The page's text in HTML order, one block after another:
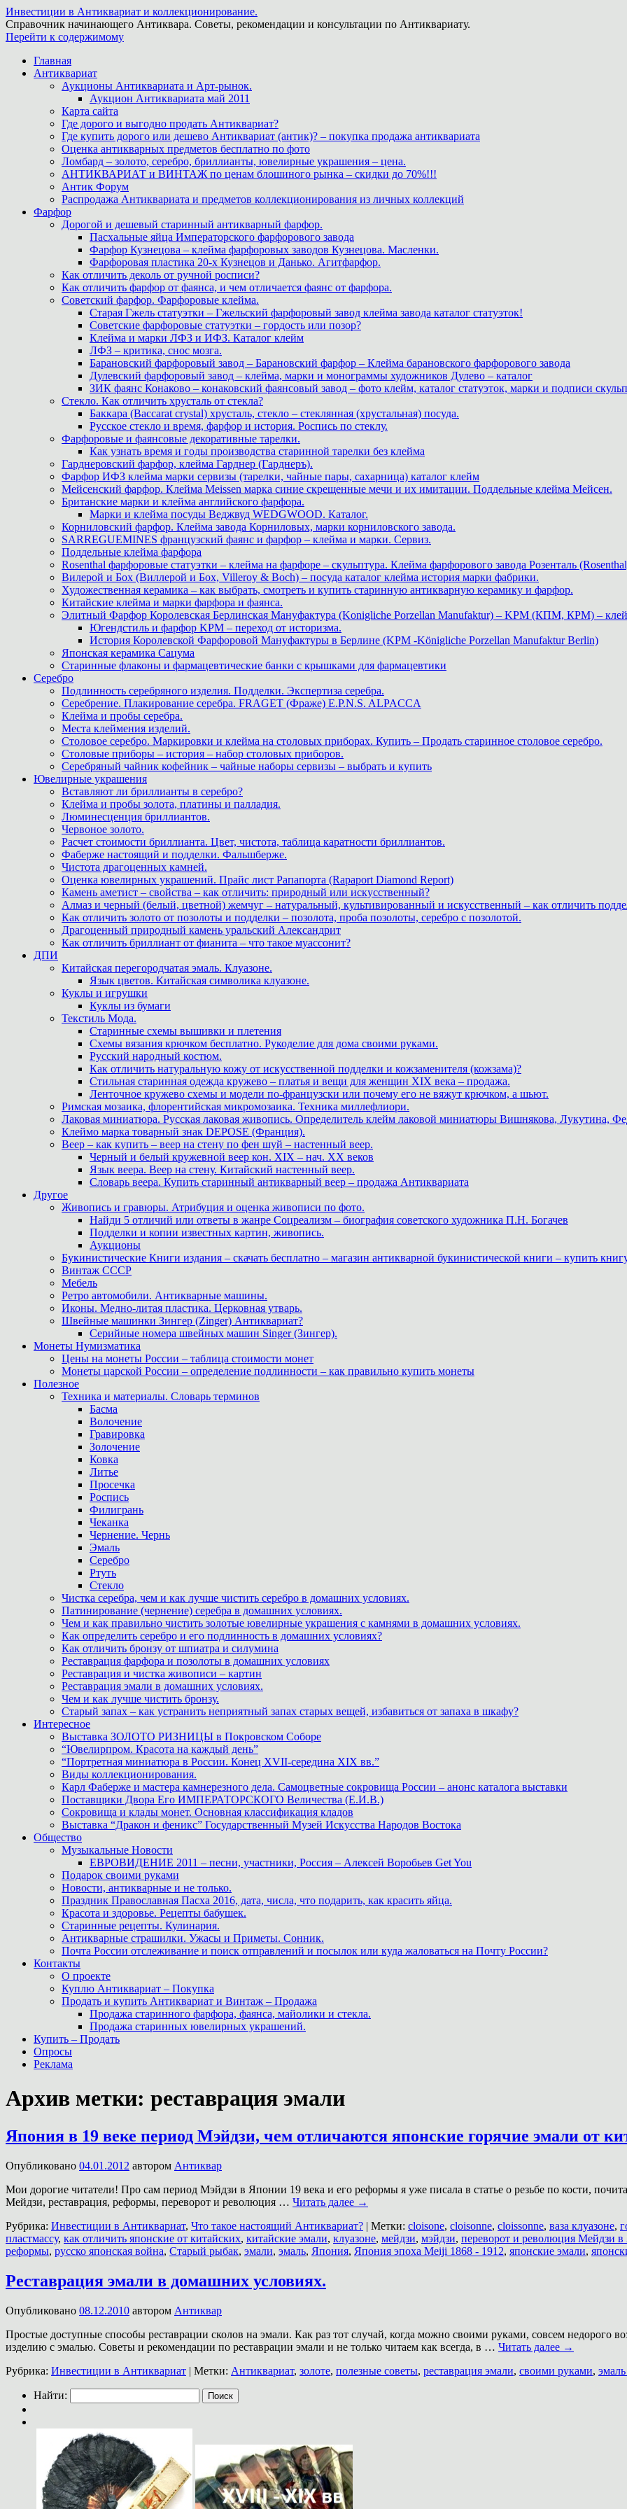
Инвестиции в Антиквариат и коллекционирование.
Справочник начинающего Антиквара. Советы, рекомендации и консультации по Антиквариату.
Перейти к содержимому
Главная
Антиквариат
Аукционы Антиквариата и Арт-рынок.
Аукцион Антиквариата май 2011
Карта сайта
Где дорого и выгодно продать Антиквариат?
Где купить дорого или дешево Антиквариат (антик)? – покупка продажа антиквариата
Оценка антикварных предметов бесплатно по фото
Ломбард – золото, серебро, бриллианты, ювелирные украшения – цена.
АНТИКВАРИАТ и ВИНТАЖ по ценам блошиного рынка – скидки до 70%!!!
Антик Форум
Распродажа Антиквариата и предметов коллекционирования из личных коллекций
Фарфор
Дорогой и дешевый старинный антикварный фарфор.
Пасхальные яйца Императорского фарфорового завода
Фарфор Кузнецова – клейма фарфоровых заводов Кузнецова. Масленки.
Фарфоровая пластика 20-х Кузнецов и Данько. Агитфарфор.
Как отличить деколь от ручной росписи?
Как отличить фарфор от фаянса, и чем отличается фаянс от фарфора.
Советский фарфор. Фарфоровые клейма.
Старая Гжель статуэтки – Гжельский фарфоровый завод клейма завода каталог статуэток!
Советские фарфоровые статуэтки – гордость или позор?
Клейма и марки ЛФЗ и ИФЗ. Каталог клейм
ЛФЗ – критика, снос мозга.
Барановский фарфоровый завод – Барановский фарфор – Клейма барановского фарфорового завода
Дулевский фарфоровый завод – клейма, марки и монограммы художников Дулево – каталог
ЗИК фаянс Конаково – конаковский фаянсовый завод – фото клейм, каталог статуэток, марки и подписи
Стекло. Как отличить хрусталь от стекла?
Баккара (Baccarat crystal) хрусталь, стекло – стеклянная (хрустальная) посуда.
Русское стекло и время, фарфор и история. Роспись по стеклу.
Фарфоровые и фаянсовые декоративные тарелки.
Как узнать время и годы производства старинной тарелки без клейма
Гарднеровский фарфор, клейма Гарднер (Гарднеръ).
Фарфор ИФЗ клейма марки сервизы (тарелки, чайные пары, сахарница) каталог клейм
Мейсенский фарфор. Клейма Meissen марка синие скрещенные мечи и их имитации. Поддельные клейма Мейсен.
Британские марки и клейма английского фарфора.
Марки и клейма посуды Веджвуд WEDGWOOD. Каталог.
Корниловский фарфор. Клейма завода Корниловых, марки корниловского завода.
SARREGUEMINES французский фаянс и фарфор – клейма и марки. Сервиз.
Поддельные клейма фарфора
Rosenthal фарфоровые статуэтки – клейма на фарфоре – скульптура. Клейма фарфорового завода Розенталь
Вилерой и Бох (Виллерой и Бох, Villeroy & Boch) – посуда каталог клейма история марки фабрики.
Художественная керамика – как выбрать, смотреть и купить старинную антикварную керамику и фарфор.
Китайские клейма и марки фарфора и фаянса.
Элитный Фарфор Королевская Берлинская Мануфактура (Konigliche Porzellan Manufaktur) – KPM (КПМ, КРМ) –
Югендстиль и фарфор KPM – переход от историзма.
История Королевской Фарфоровой Мануфактуры в Берлине (KPM -Königliche Porzellan Manufaktur Berlin)
Японская керамика Сацума
Старинные флаконы и фармацевтические банки с крышками для фармацевтики
Серебро
Подлинность серебряного изделия. Подделки. Экспертиза серебра.
Серебрение. Плакирование серебра. FRAGET (Фраже) E.P.N.S. ALPACCA
Клейма и пробы серебра.
Места клеймения изделий.
Столовое серебро. Маркировки и клейма на столовых приборах. Купить – Продать старинное столовое серебро.
Столовые приборы – история – набор столовых приборов.
Серебряный чайник кофейник – чайные наборы сервизы – выбрать и купить
Ювелирные украшения
Вставляют ли бриллианты в серебро?
Клейма и пробы золота, платины и палладия.
Люминесценция бриллиантов.
Червоное золото.
Расчет стоимости бриллианта. Цвет, чистота, таблица каратности бриллиантов.
Фаберже настоящий и подделки. Фальшберже.
Чистота драгоценных камней.
Оценка ювелирных украшений. Прайс лист Рапапорта (Rapaport Diamond Report)
Камень аметист – свойства – как отличить: природный или искусственный?
Алмаз и черный (белый, цветной) жемчуг – натуральный, культивированный и искусственный – как отличить
Как отличить золото от позолоты и подделки – позолота, проба позолоты, серебро с позолотой.
Драгоценный природный камень уральский Александрит
Как отличить бриллиант от фианита – что такое муассонит?
ДПИ
Китайская перегородчатая эмаль. Клуазоне.
Язык цветов. Китайская символика клуазоне.
Куклы и игрушки
Куклы из бумаги
Текстиль Мода.
Старинные схемы вышивки и плетения
Схемы вязания крючком бесплатно. Рукоделие для дома своими руками.
Русский народный костюм.
Как отличить натуральную кожу от искусственной подделки и кожзаменителя (кожзама)?
Стильная старинная одежда кружево – платья и вещи для женщин XIX века – продажа.
Ленточное кружево схемы и модели по-французски или почему его не вяжут крючком, а шьют.
Римская мозаика, флорентийская микромозаика. Техника миллефлиори.
Лаковая миниатюра. Русская лаковая живопись. Определитель клейм лаковой миниатюры Вишнякова, Лукутина,
Клеймо марка товарный знак DEPOSE (Франция).
Веер – как купить – веер на стену по фен шуй – настенный веер.
Черный и белый кружевной веер кон. XIX – нач. XX веков
Язык веера. Веер на стену. Китайский настенный веер.
Словарь веера. Купить старинный антикварный веер – продажа Антиквариата
Другое
Живопись и гравюры. Атрибуция и оценка живописи по фото.
Найди 5 отличий или ответы в жанре Соцреализм – биография советского художника П.Н. Богачев
Подделки и копии известных картин, живопись.
Аукционы
Букинистические Книги издания – скачать бесплатно – магазин антикварной букинистической книги – купить
Винтаж СССР
Мебель
Ретро автомобили. Антикварные машины.
Иконы. Медно-литая пластика. Церковная утварь.
Швейные машинки Зингер (Zinger) Антиквариат?
Серийные номера швейных машин Singer (Зингер).
Монеты Нумизматика
Цены на монеты России – таблица стоимости монет
Монеты царской России – определение подлинности – как правильно купить монеты
Полезное
Техника и материалы. Словарь терминов
Басма
Волочение
Гравировка
Золочение
Ковка
Литье
Просечка
Роспись
Филигрань
Чеканка
Чернение. Чернь
Эмаль
Серебро
Ртуть
Стекло
Чистка серебра, чем и как лучше чистить серебро в домашних условиях.
Патинирование (чернение) серебра в домашних условиях.
Чем и как правильно чистить золотые ювелирные украшения с камнями в домашних условиях.
Как определить серебро и его подлинность в домашних условиях?
Как отличить бронзу от шпиатра и силумина
Реставрация фарфора и позолоты в домашних условиях
Реставрация и чистка живописи – картин
Реставрация эмали в домашних условиях.
Чем и как лучше чистить бронзу.
Старый запах – как устранить неприятный запах старых вещей, избавиться от запаха в шкафу?
Интересное
Выставка ЗОЛОТО РИЗНИЦЫ в Покровском Соборе
“Ювелирпром. Красота на каждый день”
“Портретная миниатюра в России. Конец XVII-середина XIX вв.”
Виды коллекционирования.
Карл Фаберже и мастера камнерезного дела. Самоцветные сокровища России – анонс каталога выставки
Поставщики Двора Его ИМПЕРАТОРСКОГО Величества (Е.И.В.)
Сокровища и клады монет. Основная классификация кладов
Выставка “Дракон и феникс” Государственный Музей Искусства Народов Востока
Общество
Музыкальные Новости
ЕВРОВИДЕНИЕ 2011 – песни, участники, Россия – Алексей Воробьев Get You
Подарок своими руками
Новости, антикварные и не только.
Праздник Православная Пасха 2016, дата, числа, что подарить, как красить яйца.
Красота и здоровье. Рецепты бабушек.
Старинные рецепты. Кулинария.
Антикварные страшилки. Ужасы и Приметы. Сонник.
Почта России отслеживание и поиск отправлений и посылок или куда жаловаться на Почту России?
Контакты
О проекте
Куплю Антиквариат – Покупка
Продать и купить Антиквариат и Винтаж – Продажа
Продажа старинного фарфора, фаянса, майолики и стекла.
Продажа старинных ювелирных украшений.
Купить – Продать
Опросы
Реклама
Архив метки: реставрация эмали
Япония в 19 веке период Мэйдзи, чем отличаются японские горячие эмали от
Опубликовано 04.01.2012 автором Антиквар
Мои дорогие читатели! Про сам период Мэйдзи в Японии 19 века и его реформы я уже писала в статье о резьбе по кости,
Мейдзи, реставрация, реформы, переворот и революция … Читать далее →
Рубрика: Инвестиции в Антиквариат, Что такое настоящий Антиквариат? | Метки: cloisone, cloisonne, cloissonne, ваза клуазоне,
пластмассу, как отличить японские от китайских, китайские эмали, клуазоне, мейдзи, мэйдзи, переворот и революция Мейдзи
реформы, русско японская война, Старый рыбак, эмали, эмаль, Япония, Япония эпоха Meiji 1868 - 1912, японские эмали,
Реставрация эмали в домашних условиях.
Опубликовано 08.12.2010 автором Антиквар
Простые доступные способы реставрации сколов на эмали. Как раз тот случай, когда можно своими руками, совсем недорого
изделию с эмалью. Советы и рекомендации по реставрации эмали и не только читаем как всегда, в … Читать далее →
Рубрика: Инвестиции в Антиквариат | Метки: Антиквариат, золоте, полезные советы, реставрация эмали, своими руками,
Найти: